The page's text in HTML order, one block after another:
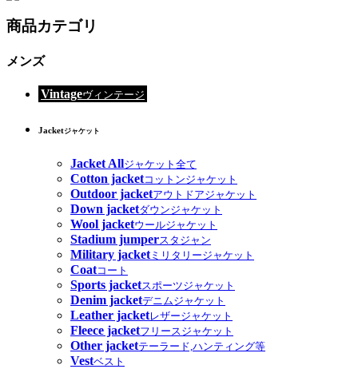
商品カテゴリ
メンズ
Vintageヴィンテージ
Jacketジャケット
Jacket Allジャケット全て
Cotton jacketコットンジャケット
Outdoor jacketアウトドアジャケット
Down jacketダウンジャケット
Wool jacketウールジャケット
Stadium jumperスタジャン
Military jacketミリタリージャケット
Coatコート
Sports jacketスポーツジャケット
Denim jacketデニムジャケット
Leather jacketレザージャケット
Fleece jacketフリースジャケット
Other jacketテーラード,ハンティング等
Vestベスト